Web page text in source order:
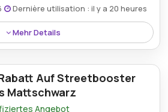
Dernière utilisation : il y a 20 heures
Mehr Details
wertvolle 10% Ersparnisse bei
städtischen Transportlösungen
Auf Streetbooster
Mattschwarz
Angebot